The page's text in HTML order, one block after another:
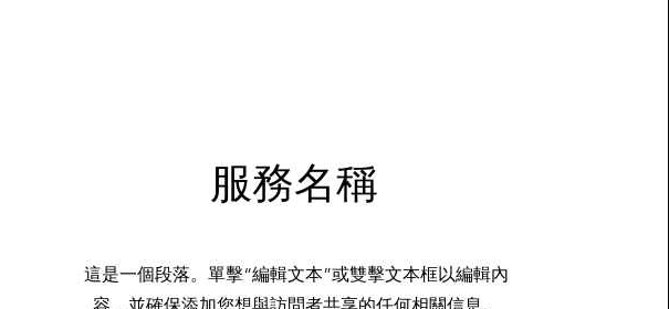
服務名稱
這是一個段落。單擊“編輯文本”或雙擊文本框以編輯內